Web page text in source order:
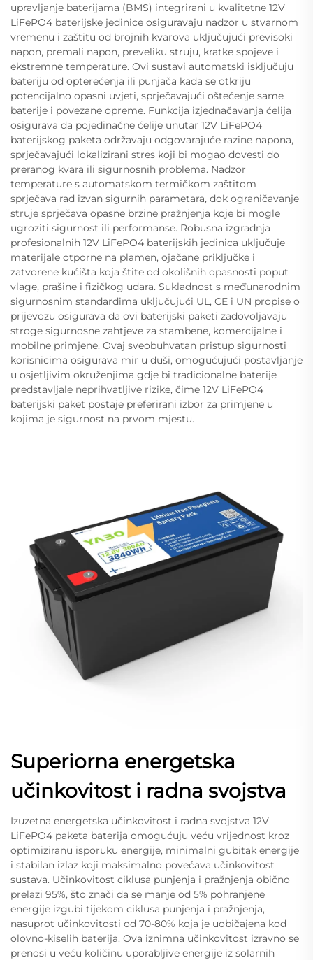
upravljanje baterijama (BMS) integrirani u kvalitetne 12V
LiFePO4 baterijske jedinice osiguravaju nadzor u stvarnom
vremenu i zaštitu od brojnih kvarova uključujući previsoki
napon, premali napon, preveliku struju, kratke spojeve i
ekstremne temperature. Ovi sustavi automatski isključuju
bateriju od opterećenja ili punjača kada se otkriju
potencijalno opasni uvjeti, sprječavajući oštećenje same
baterije i povezane opreme. Funkcija izjednačavanja ćelija
osigurava da pojedinačne ćelije unutar 12V LiFePO4
baterijskog paketa održavaju odgovarajuće razine napona,
sprječavajući lokalizirani stres koji bi mogao dovesti do
preranog kvara ili sigurnosnih problema. Nadzor
temperature s automatskom termičkom zaštitom
sprječava rad izvan sigurnih parametara, dok ograničavanje
struje sprječava opasne brzine pražnjenja koje bi mogle
ugroziti sigurnost ili performanse. Robusna izgradnja
profesionalnih 12V LiFePO4 baterijskih jedinica uključuje
materijale otporne na plamen, ojačane priključke i
zatvorene kućišta koja štite od okolišnih opasnosti poput
vlage, prašine i fizičkog udara. Sukladnost s međunarodnim
sigurnosnim standardima uključujući UL, CE i UN propise o
prijevozu osigurava da ovi baterijski paketi zadovoljavaju
stroge sigurnosne zahtjeve za stambene, komercijalne i
mobilne primjene. Ovaj sveobuhvatan pristup sigurnosti
korisnicima osigurava mir u duši, omogućujući postavljanje
u osjetljivim okruženjima gdje bi tradicionalne baterije
predstavljale neprihvatljive rizike, čime 12V LiFePO4
baterijski paket postaje preferirani izbor za primjene u
kojima je sigurnost na prvom mjestu.
Superiorna energetska
učinkovitost i radna svojstva
Izuzetna energetska učinkovitost i radna svojstva 12V
LiFePO4 paketa baterija omogućuju veću vrijednost kroz
optimiziranu isporuku energije, minimalni gubitak energije
i stabilan izlaz koji maksimalno povećava učinkovitost
sustava. Učinkovitost ciklusa punjenja i pražnjenja obično
prelazi 95%, što znači da se manje od 5% pohranjene
energije izgubi tijekom ciklusa punjenja i pražnjenja,
nasuprot učinkovitosti od 70-80% koja je uobičajena kod
olovno-kiselih baterija. Ova iznimna učinkovitost izravno se
prenosi u veću količinu uporabljive energije iz solarnih